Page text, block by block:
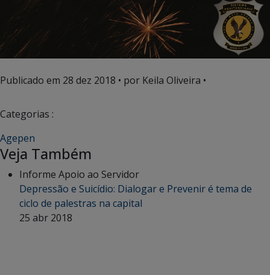
Publicado em 28 dez 2018 • por Keila Oliveira •
Categorias :
Agepen
Veja Também
Informe Apoio ao Servidor
Depressão e Suicídio: Dialogar e Prevenir é tema de
ciclo de palestras na capital
25 abr 2018